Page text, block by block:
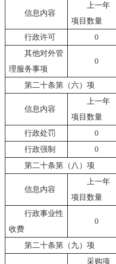
信息内容
上一年
项目数量
行政许可
0
其他对外管
理服务事项
0
第二十条第（六）项
信息内容
上一年
项目数量
行政处罚
0
行政强制
0
第二十条第（八）项
信息内容
上一年
项目数量
行政事业性
收费
0
第二十条第（九）项
采购项